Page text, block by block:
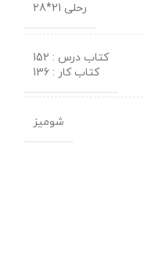
رحلی 21*28
کتاب درس : 152
کتاب کار : 136
شومیز